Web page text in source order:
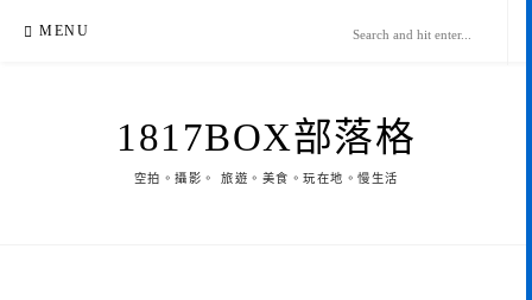
MENU
1817BOX部落格
空拍。攝影。 旅遊。美食。玩在地。慢生活